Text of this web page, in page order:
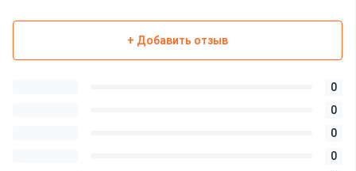
+ Добавить отзыв
0
0
0
0